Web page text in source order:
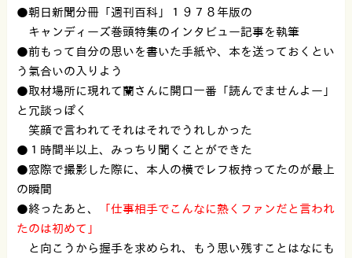
●朝日新聞分冊「週刊百科」１９７８年版の
キャンディーズ巻頭特集のインタビュー記事を執筆
●前もって自分の思いを書いた手紙や、本を送っておくとい
う氣合いの入りよう
●取材場所に現れて蘭さんに開口一番「読んでませんよー」
と冗談っぽく
笑顔で言われてそれはそれでうれしかった
●１時間半以上、みっちり聞くことができた
●窓際で撮影した際に、本人の横でレフ板持ってたのが最上
の瞬間
●終ったあと、
「仕事相手でこんなに熱くファンだと言われ
たのは初めて」
と向こうから握手を求められ、もう思い残すことはなにも